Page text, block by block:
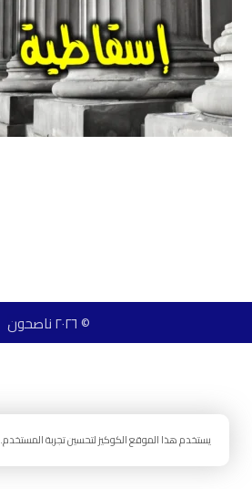
© ٢٠٢٦ ناصحون
يستخدم هذا الموقع الكوكيز لتحسين تجربة المستخدم.